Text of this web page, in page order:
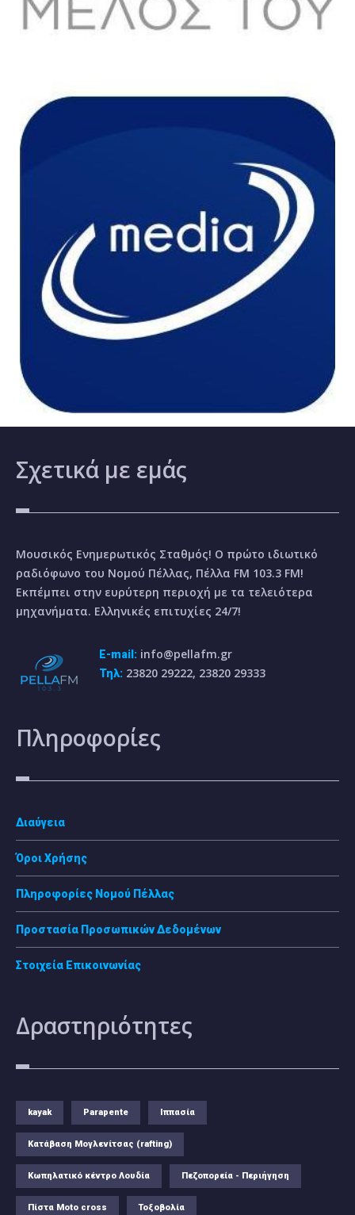
Σχετικά με εμάς
Μουσικός Ενημερωτικός Σταθμός! Ο πρώτο ιδιωτικό
ραδιόφωνο του Νομού Πέλλας, Πέλλα FM 103.3 FM!
Εκπέμπει στην ευρύτερη περιοχή με τα τελειότερα
μηχανήματα. Ελληνικές επιτυχίες 24/7!
E-mail: info@pellafm.gr
Τηλ: 23820 29222, 23820 29333
Πληροφορίες
Διαύγεια
Όροι Χρήσης
Πληροφορίες Νομού Πέλλας
Προστασία Προσωπικών Δεδομένων
Στοιχεία Επικοινωνίας
Δραστηριότητες
kayak Parapente Ιππασία
Κατάβαση Μογλενίτσας (rafting)
Κωπηλατικό κέντρο Λουδία Πεζοπορεία - Περιήγηση
Πίστα Moto cross Τοξοβολία